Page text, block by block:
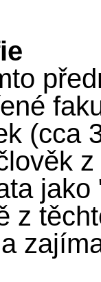
(cca
z